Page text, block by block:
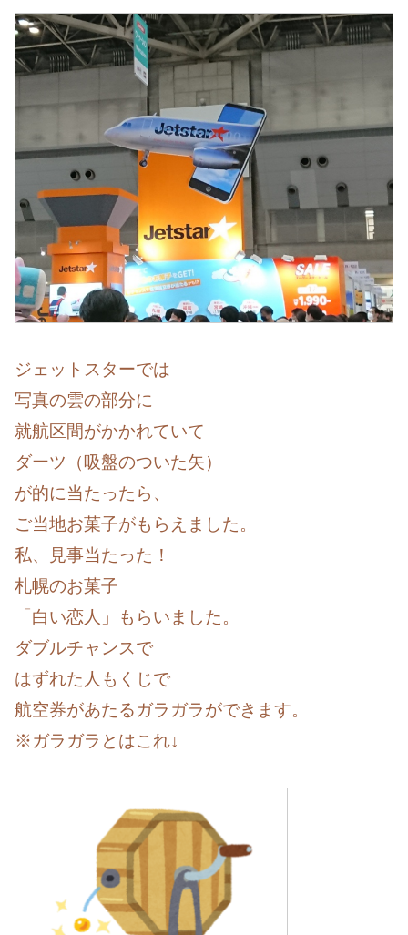
ジェットスターでは
写真の雲の部分に
就航区間がかかれていて
ダーツ（吸盤のついた矢）
が的に当たったら、
ご当地お菓子がもらえました。
私、見事当たった！
札幌のお菓子
「白い恋人」もらいました。
ダブルチャンスで
はずれた人もくじで
航空券があたるガラガラができます。
※ガラガラとはこれ↓